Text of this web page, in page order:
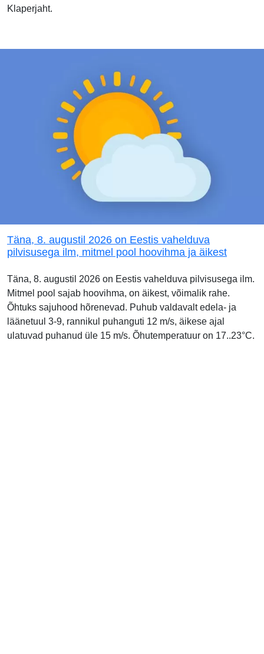
Klaperjaht.
Täna, 8. augustil 2026 on Eestis vahelduva
pilvisusega ilm, mitmel pool hoovihma ja äikest
Täna, 8. augustil 2026 on Eestis vahelduva pilvisusega ilm.
Mitmel pool sajab hoovihma, on äikest, võimalik rahe.
Õhtuks sajuhood hõrenevad. Puhub valdavalt edela- ja
läänetuul 3-9, rannikul puhanguti 12 m/s, äikese ajal
ulatuvad puhanud üle 15 m/s. Õhutemperatuur on 17..23°C.